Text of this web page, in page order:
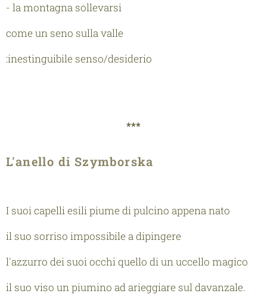
- la montagna sollevarsi
come un seno sulla valle
:inestinguibile senso/desiderio
***
L'anello di Szymborska
I suoi capelli esili piume di pulcino appena nato
il suo sorriso impossibile a dipingere
l'azzurro dei suoi occhi quello di un uccello magico
il suo viso un piumino ad arieggiare sul davanzale.